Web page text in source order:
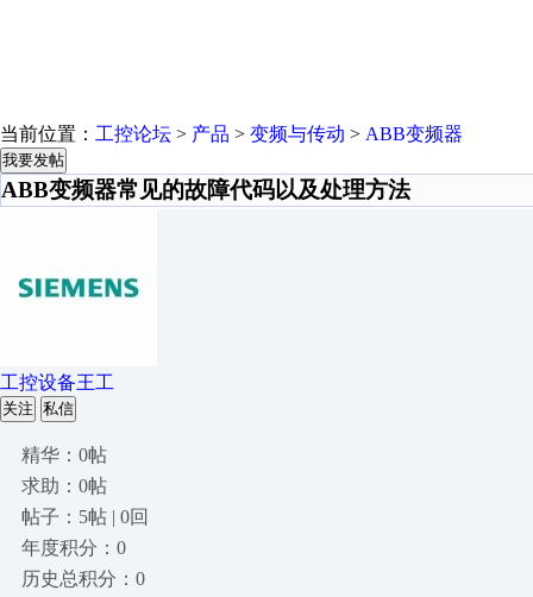
当前位置： 工控论坛 > 产品 > 变频与传动 > ABB变频器
我要发帖
ABB变频器常见的故障代码以及处理方法
工控设备王工
关注 私信
精华：0帖
求助：0帖
帖子：5帖 | 0回
年度积分：0
历史总积分：0